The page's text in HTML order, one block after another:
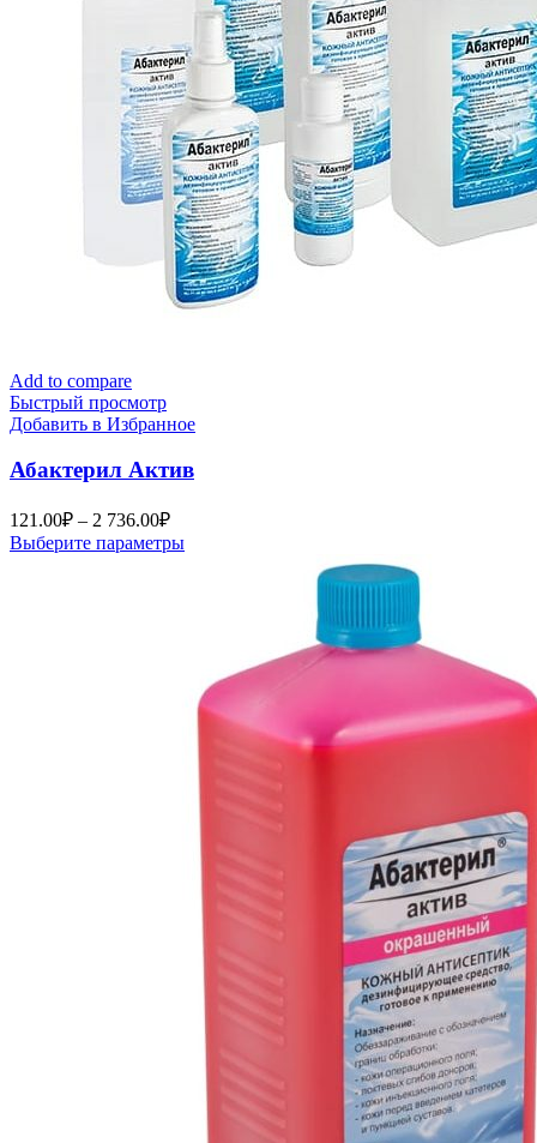
Add to compare
Быстрый просмотр
Добавить в Избранное
Абактерил Актив
121.00₽ – 2 736.00₽Диапазон
цен:
Выберите параметрыЭтот
можно
выбрать
на
странице